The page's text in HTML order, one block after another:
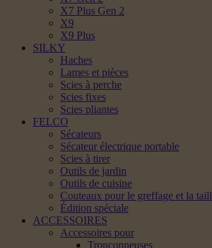
X7 Plus Gen 2
X9
X9 Plus
SILKY
Haches
Lames et pièces
Scies à perche
Scies fixes
Scies pliantes
FELCO
Sécateurs
Sécateur électrique portable
Scies à tirer
Outils de jardin
Outils de cuisine
Couteaux pour le greffage et la
Édition spéciale
ACCESSOIRES
Accessoires pour
Tronçonneuses